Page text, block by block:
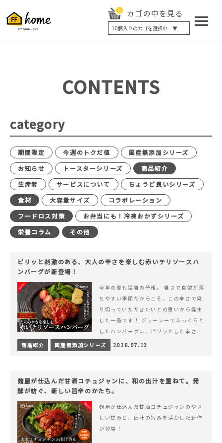
0 カゴの中を見る
10個入りのカゴを選択中 ▼
5個入り
20個入り
最大12%OFF
CONTENTS
category
期間限定 今週のトクだ値
国産無添加シリーズ
お知らせ
トースターシリーズ
商品紹介
生産者
サービスについて
ちょうど良いシリーズ
食材
大容量サイズ
コラボレーション
フードロス対策
お弁当にも！冷凍おかずシリーズ
栄養コラム
その他
ピリッと刺激のある、大人の辛さを楽しむ赤いチリソースハ
ンバーグが新登場！
今年の夏も猛暑の予報。 暑さで食欲が落
ちやすい季節だからこそ、この辛さで乗
り切っていただきたいとの思いから誕生
した一品です！ ジューシーでふっくらと
したハンバーグに、ピリッとした辛さと
コク深い旨みが楽しめる特製チリソース
&hellip; 続きを読む ピリッと刺激のあ
商品紹介 国産無添加シリーズ 2026.07.13
麹屋が仕込んだ甘酒コチュジャンに、和の出汁を重ねて。発
酵が紡ぐ、新しい旨辛のかたち。
麹屋が仕込んだ甘酒コチュジャンのやさ
しい甘みと、出汁の旨みを活かした新作
が登場！